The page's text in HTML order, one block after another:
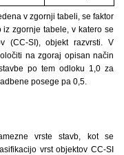
v zgornji tabeli, se faktor
zgornje tabele, v katero se
(CC-SI), objekt razvrsti. V
na zgoraj opisan način
po tem odloku 1,0 za
posege pa 0,5.
vrste stavb, kot se
vrst objektov CC-SI